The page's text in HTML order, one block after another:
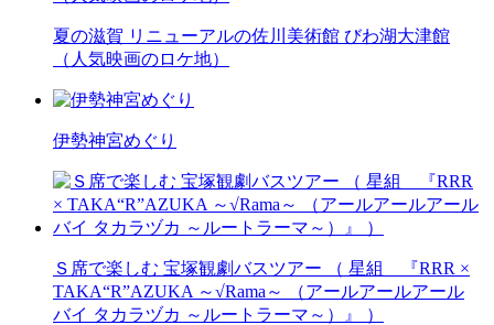
夏の滋賀 リニューアルの佐川美術館 びわ湖大津館
（人気映画のロケ地）
伊勢神宮めぐり
Ｓ席で楽しむ 宝塚観劇バスツアー （ 星組 『RRR ×
TAKA“R”AZUKA ～√Rama～ （アールアールアール
バイ タカラヅカ ～ルートラーマ～）』 ）